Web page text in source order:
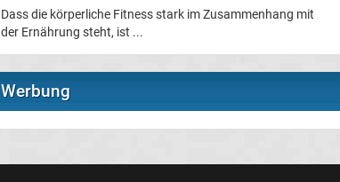
Dass die körperliche Fitness stark im Zusammenhang mit
der Ernährung steht, ist ...
Werbung